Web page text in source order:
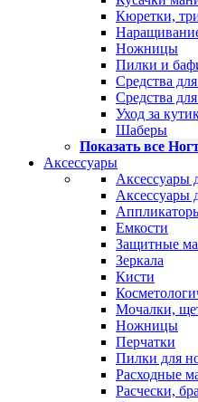
Кюретки,
Ножницы
Пилки и
Средства
Средства
Уход за
Шаберы
Показать все
Аксессуары
Аксессуары
Аксессуары
Емкости
Защитные
Зеркала
Кисти
Мочалки,
Ножницы
Перчатки
Пилки для
Расходные
Расчески,